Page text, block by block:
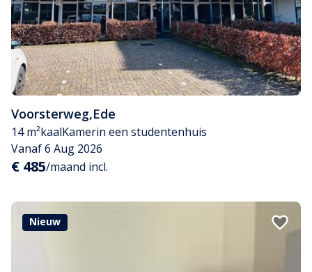
Voorsterweg,Ede
14 m²kaalKamerin een studentenhuis
Vanaf 6 Aug 2026
€ 485/maand incl.
Nieuw